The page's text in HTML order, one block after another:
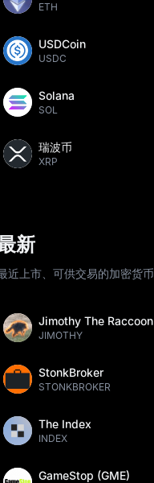
ETH
USDCoin
USDC
Solana
SOL
瑞波币
XRP
新
近上市、可供交易的加密货币
Jimothy The Raccoon
JIMOTHY
StonkBroker
STONKBROKER
The Index
INDEX
GameStop (GME)